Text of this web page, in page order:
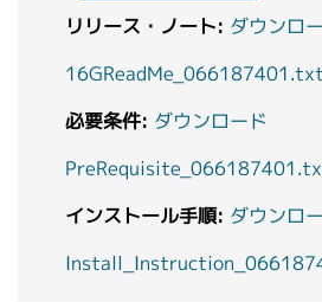
リリース・ノート: ダウンロ
16GReadMe_066187401.txt
必要条件: ダウンロード
インストール手順: ダウンロ